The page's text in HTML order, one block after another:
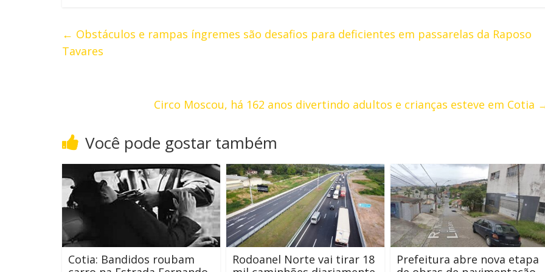
← Obstáculos e rampas íngremes são desafios para deficientes em passarelas da Raposo
Tavares
Circo Moscou, há 162 anos divertindo adultos e crianças esteve em Cotia
Você pode gostar também
Cotia: Bandidos roubam
Rodoanel Norte vai tirar 18
Prefeitura abre nova etapa